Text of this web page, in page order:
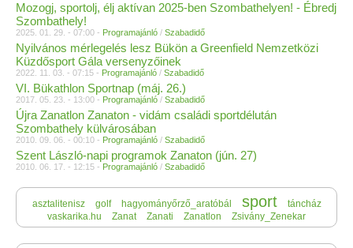
Mozogj, sportolj, élj aktívan 2025-ben Szombathelyen! - Ébredj
Szombathely!
2025. 01. 29. - 07:00 - Programajánló / Szabadidő
Nyilvános mérlegelés lesz Bükön a Greenfield Nemzetközi
Küzdősport Gála versenyzőinek
2022. 11. 03. - 07:15 - Programajánló / Szabadidő
VI. Bükathlon Sportnap (máj. 26.)
2017. 05. 23. - 13:00 - Programajánló / Szabadidő
Újra Zanatlon Zanaton - vidám családi sportdélután
Szombathely külvárosában
2010. 09. 06. - 00:10 - Programajánló / Szabadidő
Szent László-napi programok Zanaton (jún. 27)
2010. 06. 17. - 12:15 - Programajánló / Szabadidő
asztalitenisz golf hagyományőrző_aratóbál sport
táncház
vaskarika.hu
Zanat Zanati Zanatlon Zsivány_Zenekar